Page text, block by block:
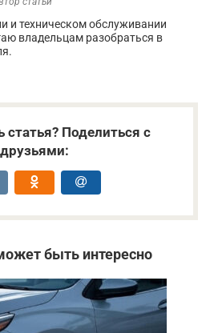
и техническом обслуживании
владельцам разобраться в
статья? Поделиться с
друзьями:
быть интересно